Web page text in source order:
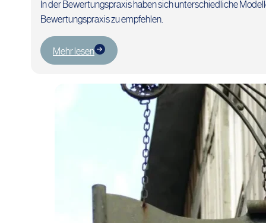
In der Bewertungspraxis haben sich unterschiedliche
Bewertungspraxis zu empfehlen.
Mehr lesen